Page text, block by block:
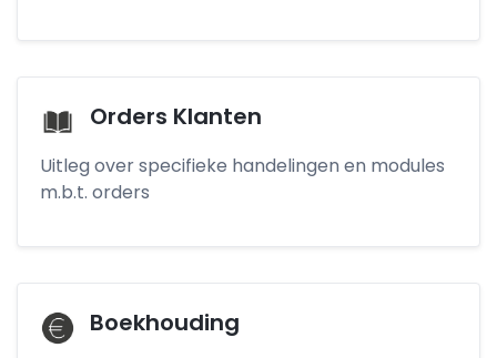
Orders Klanten
Uitleg over specifieke handelingen en modules
m.b.t. orders
Boekhouding